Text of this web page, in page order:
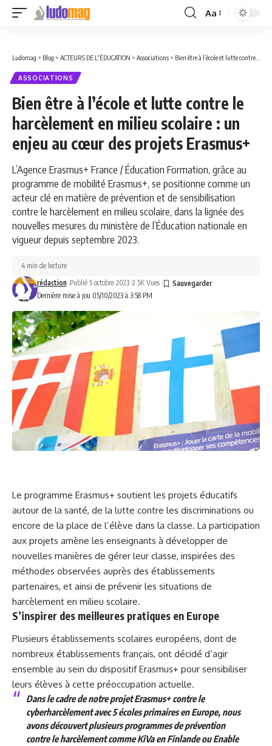
Font
Aa
Ludomag > Blog > ACTEURS DE L'ÉDUCATION > Associations > Bien être à l’école et lutte contre le harcèlement en milieu scolaire : un enjeu au cœur des projets Erasmus+
ASSOCIATIONS
Bien être à l’école et lutte contre le
harcèlement en milieu scolaire : un
enjeu au cœur des projets Erasmus+
L’Agence Erasmus+ France / Éducation Formation, grâce au
programme de mobilité Erasmus+, se positionne comme un
acteur clé en matière de prévention et de sensibilisation
contre le harcèlement en milieu scolaire, dans la lignée des
nouvelles mesures du ministère de l’Éducation nationale en
vigueur depuis septembre 2023.
Dernière mise à jou 05/10/2023 à 3:58 PM
rédaction Publié 5 octobre 2023 2.5K Vues
4 min de lecture
Le programme Erasmus+ soutient les projets éducatifs
autour de la santé, de la lutte contre les discriminations ou
encore de la place de l’élève dans la classe. La participation
aux projets amène les enseignants à développer de
nouvelles manières de gérer leur classe, inspirées des
méthodes observées auprès des établissements
partenaires, et ainsi de prévenir les situations de
harcèlement en milieu scolaire.
S’inspirer des meilleures pratiques en Europe
Plusieurs établissements scolaires européens, dont de
nombreux établissements français, ont décidé d’agir
ensemble au sein du dispositif Erasmus+ pour sensibiliser
leurs élèves à cette préoccupation actuelle.
Dans le cadre de notre projet Erasmus+ contre le
cyberharcèlement avec 5 écoles primaires en Europe, nous
avons découvert plusieurs programmes de prévention
contre le harcèlement commeKiVaen Finlande ou Enable